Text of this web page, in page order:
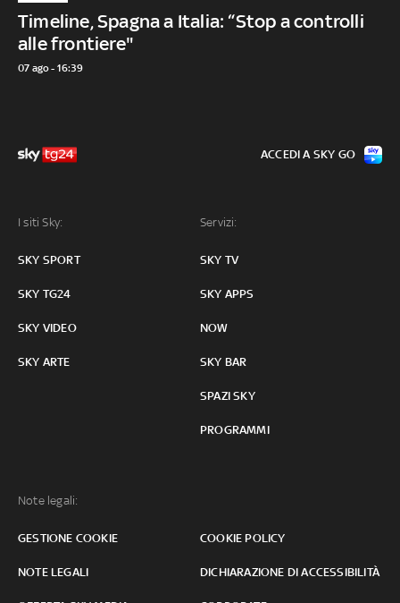
Timeline, Spagna a Italia: “Stop a controlli
alle frontiere"
07 ago - 16:39
I siti Sky:
SKY SPORT
SKY TG24
SKY VIDEO
SKY ARTE
Servizi:
SKY TV
SKY APPS
NOW
SKY BAR
SPAZI SKY
PROGRAMMI
Note legali:
GESTIONE COOKIE COOKIE POLICY
NOTE LEGALI DICHIARAZIONE DI ACCESSIBILITÀ
ACCEDI A SKY GO